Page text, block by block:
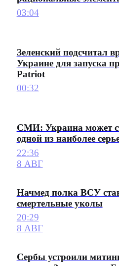
03:04
Зеленский подсчитал
Украине для запуска
Patriot
00:32
СМИ: Украина может
одной из наиболее
22:36
8 АВГ
Начмед полка ВСУ
смертельные уколы
20:29
8 АВГ
Сербы устроили